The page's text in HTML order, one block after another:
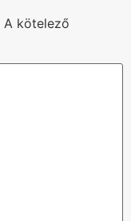
A kötelező